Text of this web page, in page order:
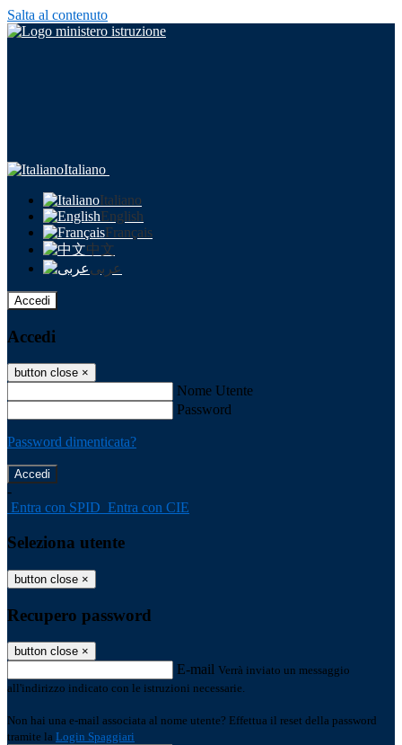
Salta al contenuto
Italiano
Italiano
English
Français
中文
عربى
Accedi
Accedi
button close ×
Nome Utente
Password
Password dimenticata?
-
Entra con SPID Entra con CIE
Seleziona utente
button close ×
Recupero password
button close ×
E-mail Verrà inviato un messaggio
all'indirizzo indicato con le istruzioni necessarie.
Non hai una e-mail associata al nome utente? Effettua il reset della password
tramite la Login Spaggiari